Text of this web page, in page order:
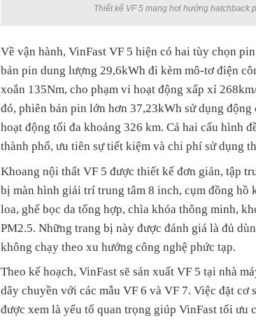
Thiết kế VF 5 mang hơi hướng hatchback
Về vận hành, VinFast VF 5 hiện có hai tùy chọn
bản pin dung lượng 29,6kWh đi kèm mô-tơ điện
xoắn 135Nm, cho phạm vi hoạt động xấp xỉ
đó, phiên bản pin lớn hơn 37,23kWh sử dụng
hoạt động tối đa khoảng 326 km. Cả hai cấu hình
thành phố, ưu tiên sự tiết kiệm và chi phí sử dụng
Khoang nội thất VF 5 được thiết kế đơn giản, tập
bị màn hình giải trí trung tâm 8 inch, cụm đồng hồ
loa, ghế bọc da tổng hợp, chìa khóa thông minh,
PM2.5. Những trang bị này được đánh giá là đủ
không chạy theo xu hướng công nghệ phức tạp.
Theo kế hoạch, VinFast sẽ sản xuất VF 5 tại nhà
dây chuyền với các mẫu VF 6 và VF 7. Việc đặt cơ
được xem là yếu tố quan trọng giúp VinFast tối ưu